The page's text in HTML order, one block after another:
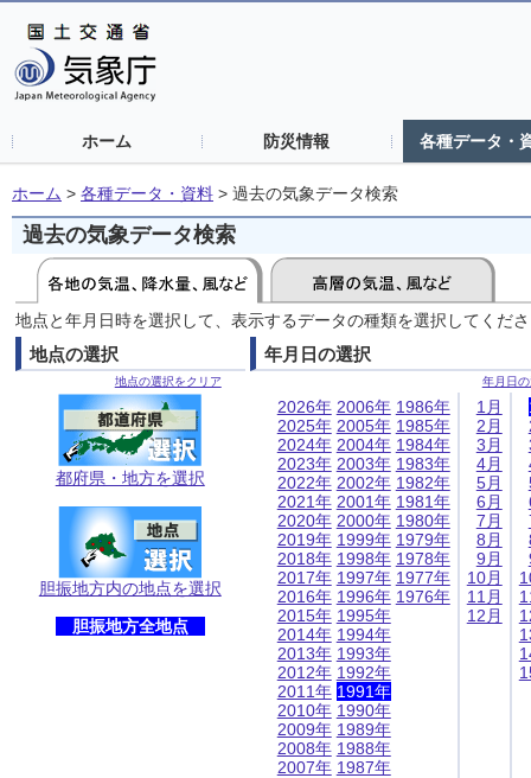
ホーム 防災情報 各種データ・
ホーム > 各種データ・資料 > 過去の気象データ検索
過去の気象データ検索
地点と年月日時を選択して、表示するデータの種類を選択してくだ
地点の選択
地点の選択をクリア
都府県・地方を選択
胆振地方内の地点を選択
胆振地方全地点
年月日の選択
年月日
2026年
2025年
2024年
2023年
2022年
2021年
2020年
2019年
2018年
2017年
2016年
2015年
2014年
2013年
2012年
2011年
2010年
2009年
2008年
2007年
2006年
2005年
2004年
2003年
2002年
2001年
2000年
1999年
1998年
1997年
1996年
1995年
1994年
1993年
1992年
1991年
1990年
1989年
1988年
1987年
1986年
1985年
1984年
1983年
1982年
1981年
1980年
1979年
1978年
1977年
1976年
1月
2月
3月
4月
5月
6月
7月
8月
9月
10月
11月
12月